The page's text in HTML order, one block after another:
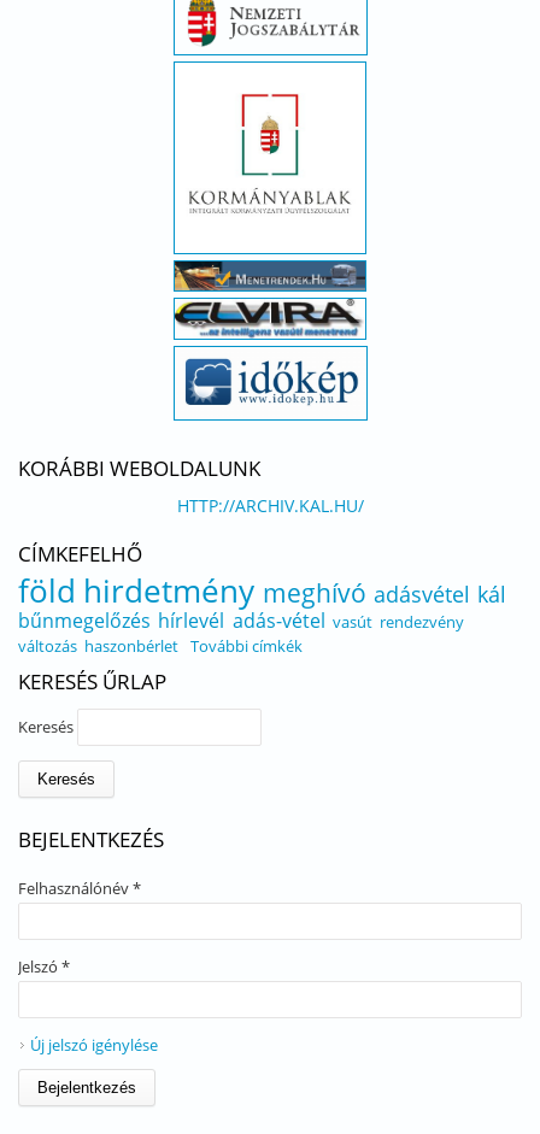
KORÁBBI WEBOLDALUNK
HTTP://ARCHIV.KAL.HU/
CÍMKEFELHŐ
föld hirdetmény meghívó adásvétel kál
bűnmegelőzés hírlevél adás-vétel vasút rendezvény
változás haszonbérlet További címkék
KERESÉS ŰRLAP
Keresés
BEJELENTKEZÉS
Felhasználónév*
Jelszó *
Új jelszó igénylése